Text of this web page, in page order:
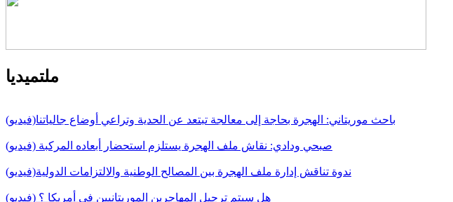
ملتميديا
باحث موريتاني: الهجرة بحاجة إلى معالجة تبتعد عن الحدية وتراعي أوضاع جالياتنا(فيديو)
صبحي ودادي: نقاش ملف الهجرة يستلزم استحضار أبعاده المركبة (فيديو)
ندوة تناقش إدارة ملف الهجرة بين المصالح الوطنية والالتزامات الدولية(فيديو)
هل سيتم ترحيل المهاجرين الموريتانيين في أمريكا ؟ (فيديو)